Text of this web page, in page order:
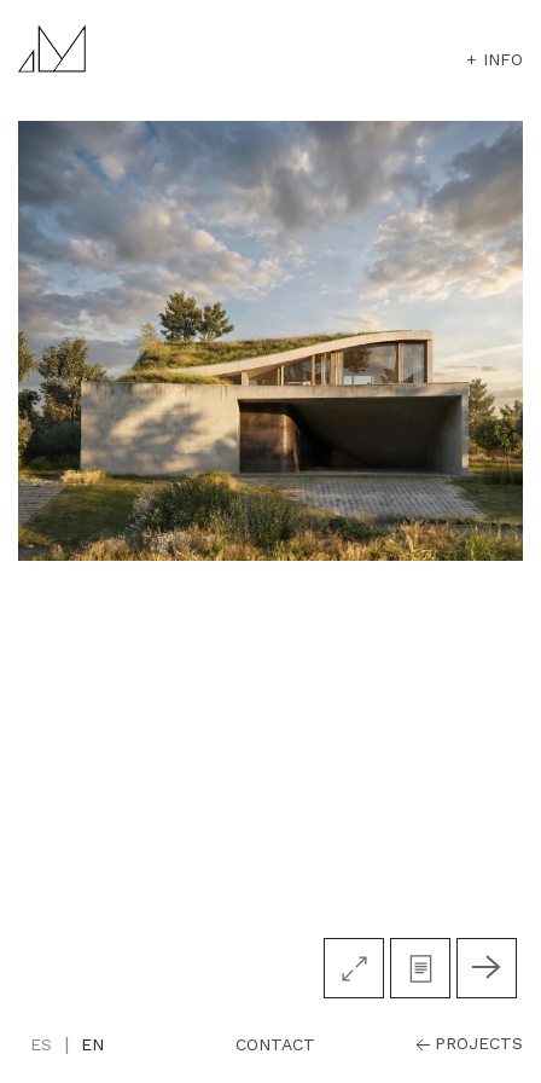
+ INFO
ES | EN CONTACT PROJECTS